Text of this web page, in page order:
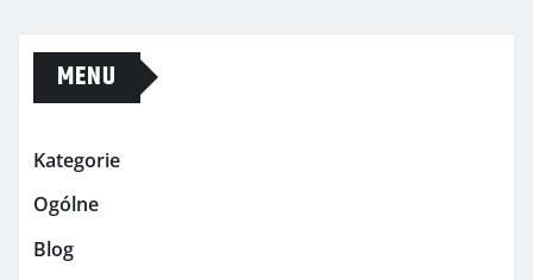
MENU
Kategorie
Ogólne
Blog